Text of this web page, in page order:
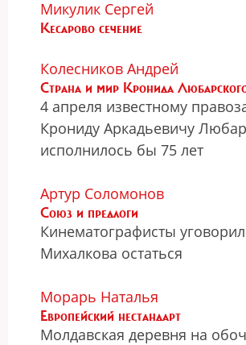
Микулик Сергей
Кесарово сечение
Колесников Андрей
Страна и мир Кронида
4 апреля известному
Крониду Аркадьевичу
исполнилось бы 75 лет
Артур Соломонов
Союз и предлоги
Кинематографисты
Михалкова остаться
Морарь Наталья
Европейский нестандарт
Молдавская деревня на